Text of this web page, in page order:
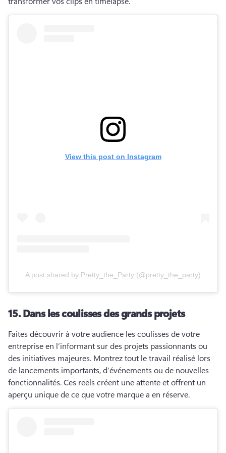
View this post on Instagram
A post shared by Pretty_the_Party (@pretty_the_party)
15.Dans les coulisses des grands projets
Faites découvrir à votre audience les coulisses de votre
entreprise en l’informant sur des projets passionnants ou
des initiatives majeures. Montrez tout le travail réalisé lors
de lancements importants, d’événements ou de nouvelles
fonctionnalités. Ces reels créent une attente et offrent un
aperçu unique de ce que votre marque a en réserve.